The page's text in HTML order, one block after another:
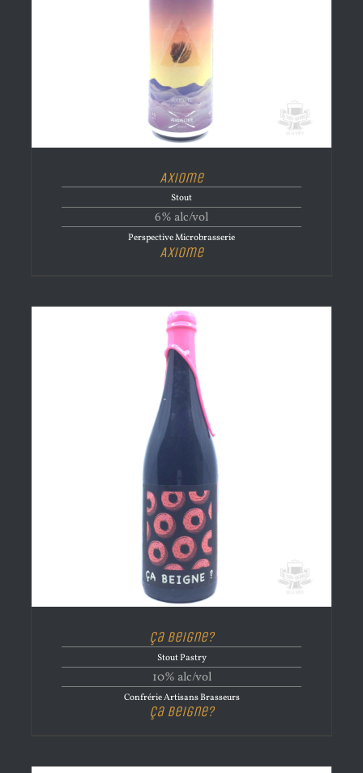
Axiome
Stout
6% alc/vol
Perspective Microbrasserie
Axiome
Ça beigne?
Stout Pastry
10% alc/vol
Confrérie Artisans Brasseurs
Ça beigne?